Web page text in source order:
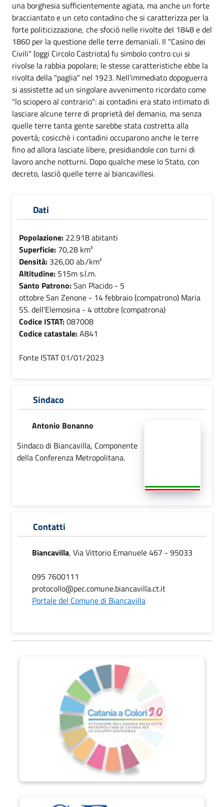
una borghesia sufficientemente agiata, ma anche un forte
bracciantato e un ceto contadino che si caratterizza per la
forte politicizzazione, che sfociò nelle rivolte del 1848 e del
1860 per la questione delle terre demaniali. Il "Casino dei
Civili" (oggi Circolo Castriota) fu simbolo contro cui si
rivolse la rabbia popolare; le stesse caratteristiche ebbe la
rivolta della "paglia" nel 1923. Nell'immediato dopoguerra
si assistette ad un singolare avvenimento ricordato come
"lo sciopero al contrario": ai contadini era stato intimato di
lasciare alcune terre di proprietà del demanio, ma senza
quelle terre tanta gente sarebbe stata costretta alla
povertà; cosicchè i contadini occuparono anche le terre
fino ad allora lasciate libere, presidiandole con turni di
lavoro anche notturni. Dopo qualche mese lo Stato, con
decreto, lasciò quelle terre ai biancavillesi.
Dati
Popolazione: 22.918 abitanti
Superficie: 70,28 km²
Densità: 326,00 ab./km²
Altitudine: 515m s.l.m.
Santo Patrono:San Placido - 5
ottobre San Zenone - 14 febbraio (compatrono) Maria
SS. dell'Elemosina - 4 ottobre (compatrona)
Codice ISTAT:087008
Codice catastale:A841
Fonte ISTAT 01/01/2023
Sindaco
Antonio Bonanno
Sindaco di Biancavilla, Componente
della Conferenza Metropolitana.
Contatti
Biancavilla, Via Vittorio Emanuele 467 - 95033
095 7600111
protocollo@pec.comune.biancavilla.ct.it
Portale del Comune di Biancavilla
Progetto SEAM